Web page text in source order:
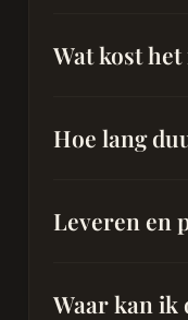
Wat kost
Hoe lang
Leveren en
Waar kan ik